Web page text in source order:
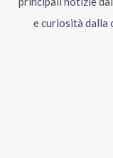
e curiosità dalla